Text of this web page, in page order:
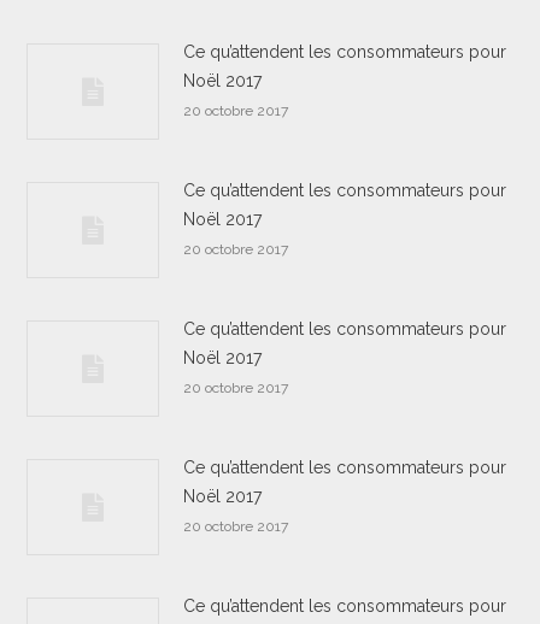
Ce qu’attendent les consommateurs pour
Noël 2017
20 octobre 2017
Ce qu’attendent les consommateurs pour
Noël 2017
20 octobre 2017
Ce qu’attendent les consommateurs pour
Noël 2017
20 octobre 2017
Ce qu’attendent les consommateurs pour
Noël 2017
20 octobre 2017
Ce qu’attendent les consommateurs pour